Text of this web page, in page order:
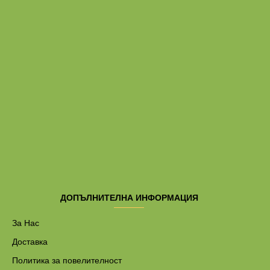
ДОПЪЛНИТЕЛНА ИНФОРМАЦИЯ
За Нас
Доставка
Политика за повелителност